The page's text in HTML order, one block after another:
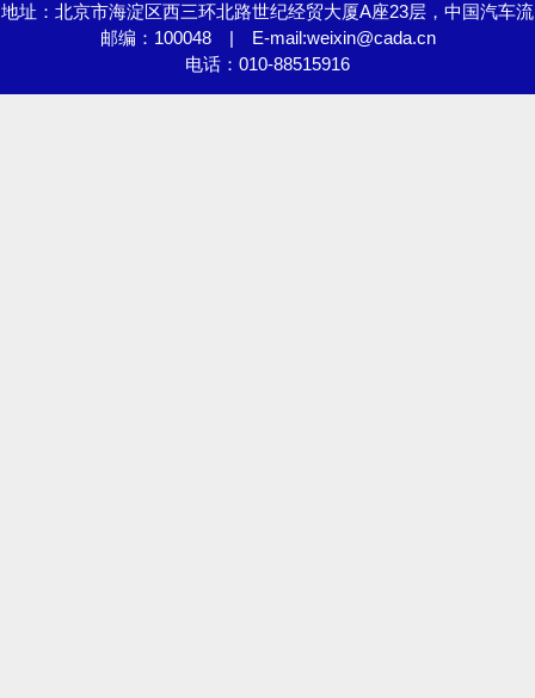
地址：北京市海淀区西三环北路世纪经贸大厦A座23层，中国汽车流
通协会
邮编：100048 | E-mail:weixin@cada.cn
电话：010-88515916